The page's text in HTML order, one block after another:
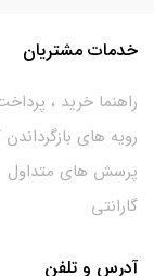
خدمات مشتریان
راهنما خرید ،
رویه های بازگرداندن
پرسش های متداول
گارانتی
آدرس و تلفن